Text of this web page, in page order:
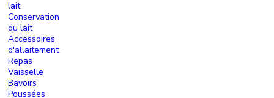
lait
Conservation
du lait
Accessoires
d'allaitement
Repas
Vaisselle
Bavoirs
Poussées